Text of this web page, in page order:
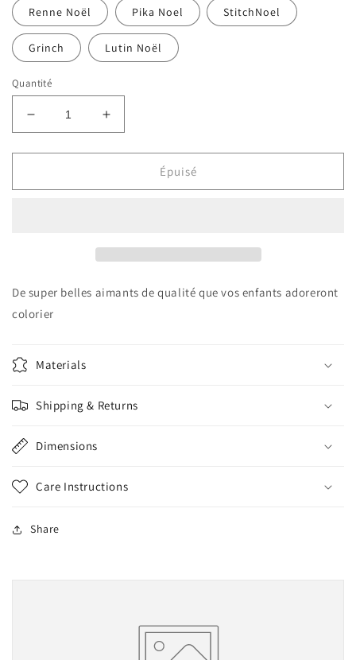
Renne Noël Pika Noel StitchNoel
Grinch Lutin Noël
Quantité
Réduire
la
quantité
Aimant
Augmenter
la
quantité
Aimant
Épuisé
De super belles aimants de qualité que vos enfants adoreront
colorier
Materials
Shipping & Returns
Dimensions
Care Instructions
Share